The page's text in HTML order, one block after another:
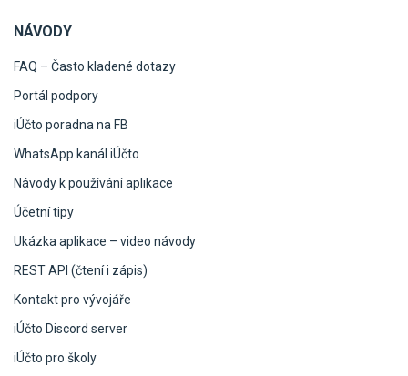
NÁVODY
FAQ – Často kladené dotazy
Portál podpory
iÚčto poradna na FB
WhatsApp kanál iÚčto
Návody k používání aplikace
Účetní tipy
Ukázka aplikace – video návody
REST API (čtení i zápis)
Kontakt pro vývojáře
iÚčto Discord server
iÚčto pro školy